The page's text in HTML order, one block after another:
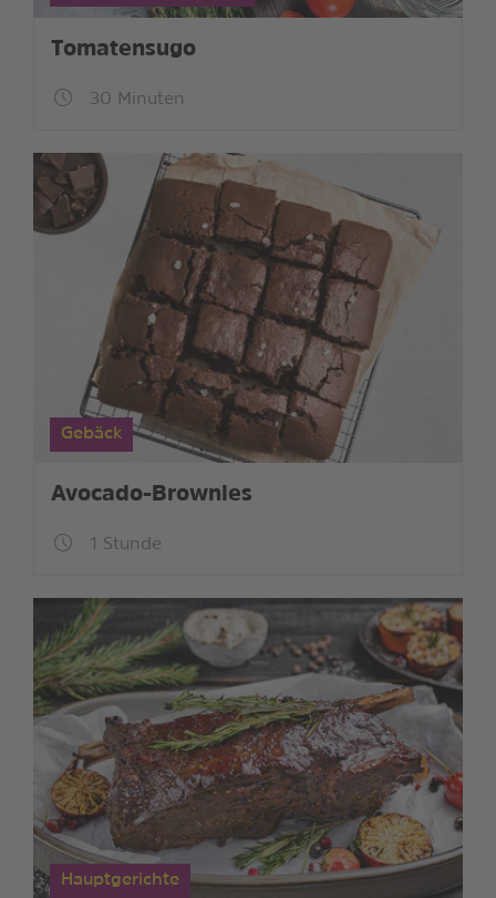
Tomatensugo
30 Minuten
Gebäck
Avocado-Brownies
1 Stunde
Hauptgerichte